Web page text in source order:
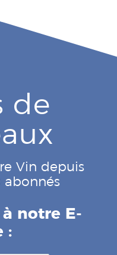
de
Vin depuis
abonnés
notre E-
: